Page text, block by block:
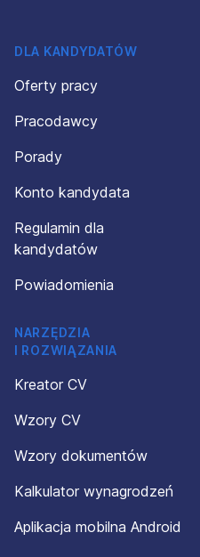
DLA KANDYDATÓW
Oferty pracy
Pracodawcy
Porady
Konto kandydata
Regulamin dla
kandydatów
Powiadomienia
NARZĘDZIA
I ROZWIĄZANIA
Kreator CV
Wzory CV
Wzory dokumentów
Kalkulator wynagrodzeń
Aplikacja mobilna Android